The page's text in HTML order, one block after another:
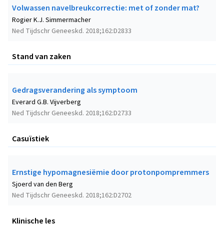
Volwassen navelbreukcorrectie: met of zonder mat?
Ned Tijdschr Geneeskd. 2018;162:D2833
Rogier K.J. Simmermacher
Stand van zaken
Gedragsverandering als symptoom
Ned Tijdschr Geneeskd. 2018;162:D2733
Everard G.B. Vijverberg
Casuïstiek
Ernstige hypomagnesiëmie door protonpompremmers
Ned Tijdschr Geneeskd. 2018;162:D2702
Sjoerd van den Berg
Klinische les